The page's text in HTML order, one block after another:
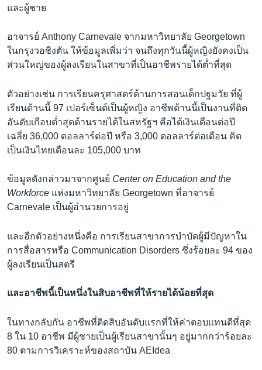
และผู้ชาย
อาจารย์ Anthony Carnevale จากมหาวิทยาลัย Georgetown
ในกรุงวอชิงตัน ให้ข้อมูลเพิ่มว่า จนถึงทุกวันนี้ผู้หญิงยังคงเป็น
ส่วนใหญ่ของผู้ลงเรียนในสาขาที่เป็นอาชีพรายได้ต่ำที่สุด
ตัวอย่างเช่น การเรียนครุศาสตร์ด้านการสอนเด็กปฐมวัย ที่ผู้
เรียนด้านนี้ 97 เปอร์เซ็นต์เป็นผู้หญิง อาชีพด้านนี้เป็นงานที่ติด
อันดับเกือบต่ำสุดด้านรายได้ในสหรัฐฯ คือได้เงินเดือนต่อปี
เฉลี่ย 36,000 ดอลลาร์ต่อปี หรือ 3,000 ดอลลาร์ต่อเดือน คิด
เป็นเงินไทยเดือนละ 105,000 บาท
ข้อมูลดังกล่าวมาจากศูนย์ Center on Education and the
Workforce แห่งมหาวิทยาลัย Georgetown ที่อาจารย์
Carnevale เป็นผู้อำนวยการอยู่
และอีกตัวอย่างหนึ่งคือ การเรียนสาขาการบำบัดผู้มีปัญหาใน
การสื่อสารหรือ Communication Disorders ซึ่งร้อยละ 94 ของ
ผู้ลงเรียนเป็นสตรี
และอาชีพนี้เป็นหนึ่งในสิบอาชีพที่ให้รายได้น้อยที่สุด
ในทางกลับกัน อาชีพที่ติดสิบอันดับแรกที่ให้ค่าตอบแทนดีที่สุด
8 ใน 10 อาชีพ มีผู้ชายเป็นผู้เรียนสาขานั้นๆ อยู่มากกว่าร้อยละ
80 ตามการวิเคราะห์ของสถาบัน AEIdea